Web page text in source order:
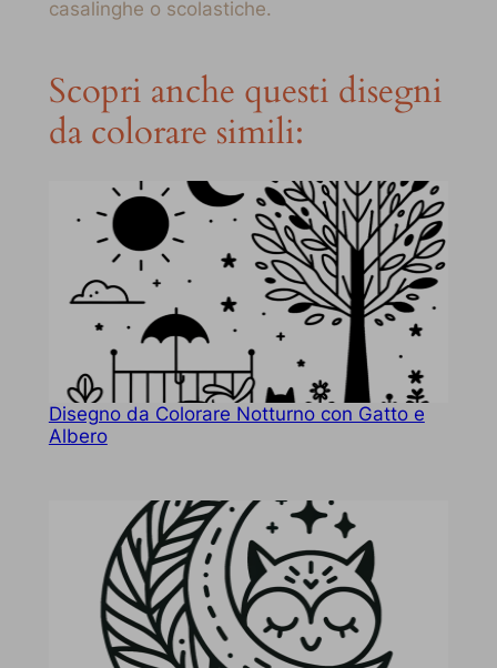
casalinghe o scolastiche.
Scopri anche questi disegni
da colorare simili:
Disegno da Colorare Notturno con Gatto e
Albero